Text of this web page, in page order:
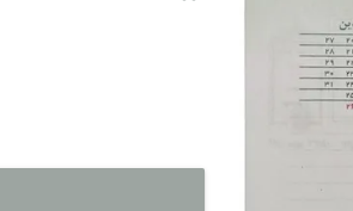
تحریر(دفتر-